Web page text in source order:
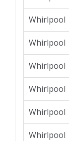
Whirlpool
Whirlpool
Whirlpool
Whirlpool
Whirlpool
Whirlpool